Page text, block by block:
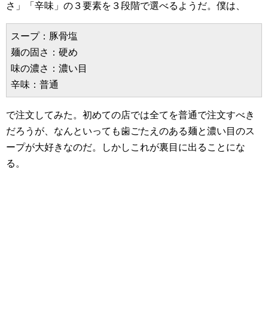
さ」「辛味」の３要素を３段階で選べるようだ。僕は、
スープ：豚骨塩
麺の固さ：硬め
味の濃さ：濃い目
辛味：普通
で注文してみた。初めての店では全てを普通で注文すべき
だろうが、なんといっても歯ごたえのある麺と濃い目のス
ープが大好きなのだ。しかしこれが裏目に出ることにな
る。